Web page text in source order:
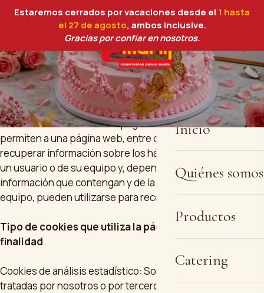
Estaremos cerrados por vacaciones desde el 1 hasta
el 27 de agosto, ambos inclusive.
Gracias por confiar en nosotros.
Inicio
Quiénes somos
Productos
Catering
POLITICA DE COOKIES
¿Qué son las cookies?
Una cookie es un fichero que se descarga en su ordenador
al acceder a determinadas páginas web. Las cookies
permiten a una página web, entre otras cosas, almacenar y
recuperar información sobre los hábitos de navegación de
un usuario o de su equipo y, dependiendo de la
información que contengan y de la forma en que utilice su
equipo, pueden utilizarse para reconocer al usuario.
Tipo de cookies que utiliza la página web y su
finalidad
Cookies de análisis estadístico: Son aquellas que, bien
tratadas por nosotros o por terceros, permiten cuantificar